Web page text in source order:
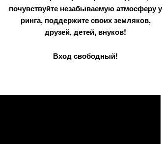
почувствуйте незабываемую атмосферу у
ринга, поддержите своих земляков,
друзей, детей, внуков!
Вход свободный!